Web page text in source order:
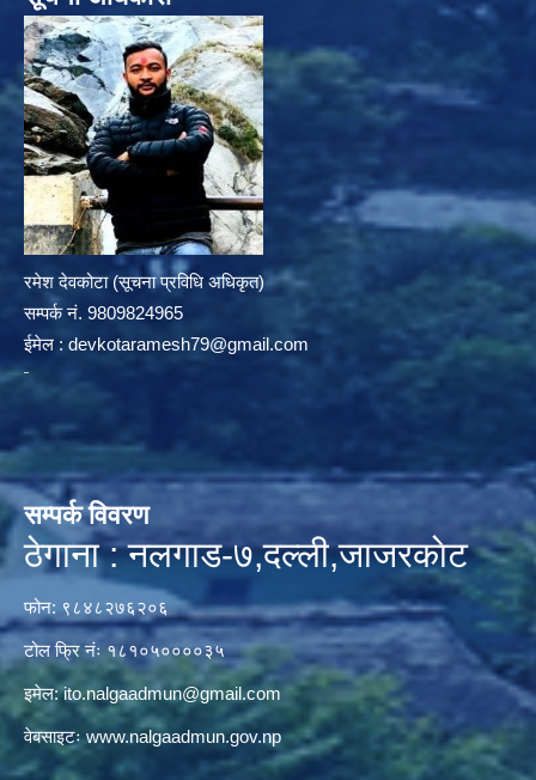
रमेश देवकोटा (सूचना प्रविधि अधिकृत)
सम्पर्क न‌ं. 9809824965
ईमेल : devkotaramesh79@gmail.com
सम्पर्क विवरण
ठेगाना : नलगाड-७,दल्ली,जाजरकाेट
फोन: ९८४८२७६२०६
टोल फ्रि नंः १८१०५००००३५
इमेल:ito.nalgaadmun@gmail.com
वेबसाइटःwww.nalgaadmun.gov.np